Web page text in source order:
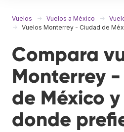
Vuelos Vuelos a México
Vuelos Monterrey - Ciudad de
Compara
Monterrey
de México
donde